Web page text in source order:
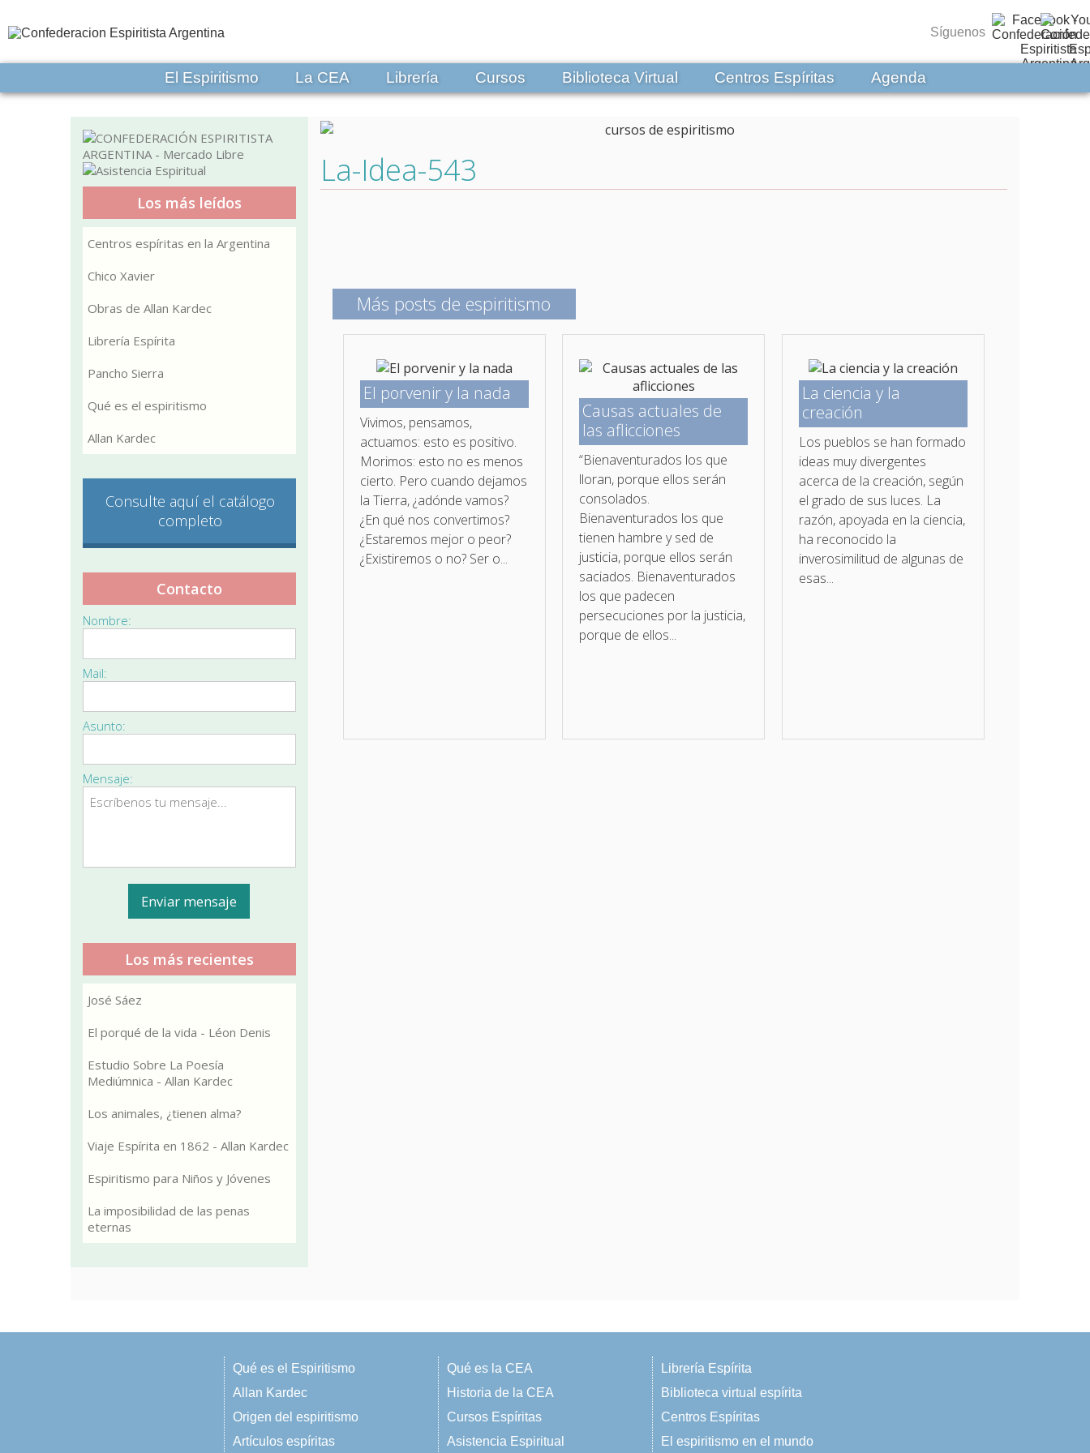
Síguenos
El Espiritismo La CEA Librería Cursos Biblioteca Virtual Centros Espíritas Agenda
La-Idea-543
Más posts de espiritismo
El porvenir y la nada
Vivimos, pensamos,
actuamos: esto es positivo.
Morimos: esto no es menos
cierto. Pero cuando dejamos
la Tierra, ¿adónde vamos?
¿En qué nos convertimos?
¿Estaremos mejor o peor?
¿Existiremos o no? Ser o...
Causas actuales de
las aflicciones
“Bienaventurados los que
lloran, porque ellos serán
consolados.
Bienaventurados los que
tienen hambre y sed de
justicia, porque ellos serán
saciados. Bienaventurados
los que padecen
persecuciones por la justicia,
porque de ellos...
La ciencia y la
creación
Los pueblos se han formado
ideas muy divergentes
acerca de la creación, según
el grado de sus luces. La
razón, apoyada en la ciencia,
ha reconocido la
inverosimilitud de algunas de
esas...
Los más leídos
Centros espíritas en la Argentina
Chico Xavier
Obras de Allan Kardec
Librería Espírita
Pancho Sierra
Qué es el espiritismo
Allan Kardec
Consulte aquí el catálogo
completo
Contacto
Nombre:
Mail:
Asunto:
Mensaje:
Los más recientes
José Sáez
El porqué de la vida - Léon Denis
Estudio Sobre La Poesía
Mediúmnica - Allan Kardec
Los animales, ¿tienen alma?
Viaje Espírita en 1862 - Allan Kardec
Espiritismo para Niños y Jóvenes
La imposibilidad de las penas
eternas
Qué es el Espiritismo
Allan Kardec
Origen del espiritismo
Artículos espíritas
Qué es la CEA
Historia de la CEA
Cursos Espíritas
Asistencia Espiritual
Librería Espírita
Biblioteca virtual espírita
Centros Espíritas
El espiritismo en el mundo